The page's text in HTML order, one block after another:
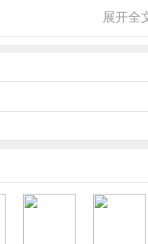
局，每局都是全新体验，
考取功名或经营产业走出
立门户，完成悬赏等提升门
五百种随机动态事件。
展开全